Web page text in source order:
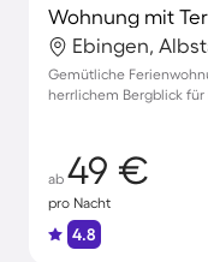
Wohnung mit
Ebingen,
Gemütliche
herrlichem Bergblick für
ab 49 €
pro Nacht
4.8